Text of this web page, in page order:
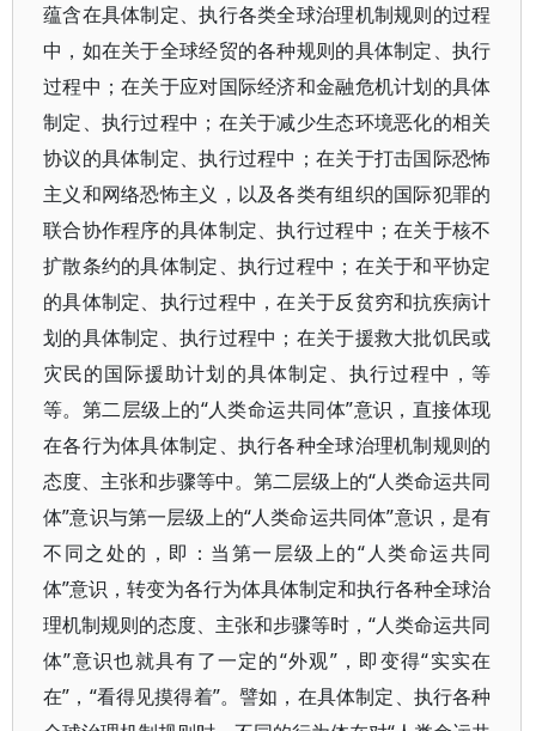
蕴含在具体制定、执行各类全球治理机制规则的过程
中，如在关于全球经贸的各种规则的具体制定、执行
过程中；在关于应对国际经济和金融危机计划的具体
制定、执行过程中；在关于减少生态环境恶化的相关
协议的具体制定、执行过程中；在关于打击国际恐怖
主义和网络恐怖主义，以及各类有组织的国际犯罪的
联合协作程序的具体制定、执行过程中；在关于核不
扩散条约的具体制定、执行过程中；在关于和平协定
的具体制定、执行过程中，在关于反贫穷和抗疾病计
划的具体制定、执行过程中；在关于援救大批饥民或
灾民的国际援助计划的具体制定、执行过程中，等
等。第二层级上的“人类命运共同体”意识，直接体现
在各行为体具体制定、执行各种全球治理机制规则的
态度、主张和步骤等中。第二层级上的“人类命运共同
体”意识与第一层级上的“人类命运共同体”意识，是有
不同之处的，即：当第一层级上的“人类命运共同
体”意识，转变为各行为体具体制定和执行各种全球治
理机制规则的态度、主张和步骤等时，“人类命运共同
体”意识也就具有了一定的“外观”，即变得“实实在
在”，“看得见摸得着”。譬如，在具体制定、执行各种